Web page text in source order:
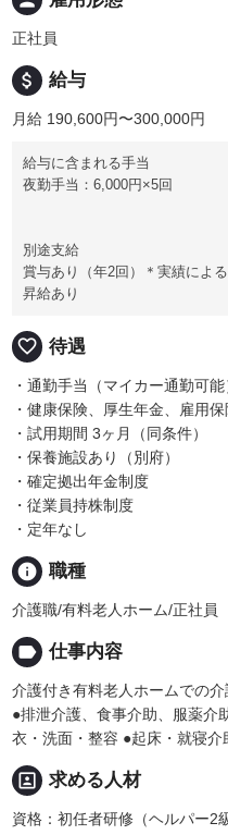
正社員
attach_money 給与
月給 190,600円〜300,000円
給与に含まれる手当
夜勤手当：6,000円×5回
別途支給
賞与あり（年2回）＊実績による
昇給あり
favorite_border 待遇
・通勤手当（マイカー通勤可能
・健康保険、厚生年金、雇用
・試用期間 3ヶ月（同条件）
・保養施設あり（別府）
・確定拠出年金制度
・従業員持株制度
・定年なし
info 職種
介護職/有料老人ホーム/正社員
label 仕事内容
介護付き有料老人ホームでの
●排泄介護、食事介助、服薬介
衣・洗面・整容 ●起床・就寝介
portrait 求める人材
資格：初任者研修（ヘルパー2